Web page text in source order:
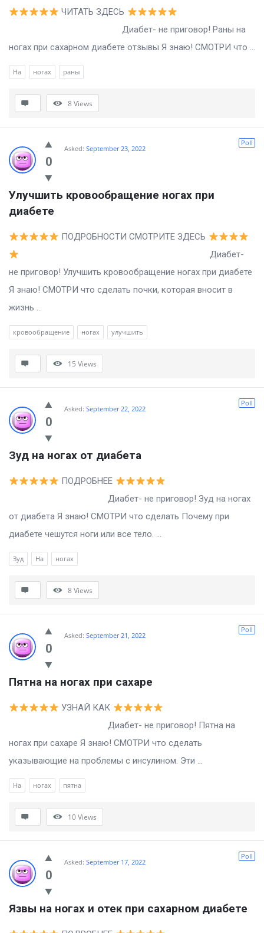
ЧИТАТЬ ЗДЕСЬ
Диабет- не приговор! Раны на
ногах при сахарном диабете отзывы Я знаю! СМОТРИ что ...
На ногах раны
8Views
0
Poll
Asked: September 23, 2022
Улучшить кровообращение ногах при
диабете
ПОДРОБНОСТИ СМОТРИТЕ ЗДЕСЬ
Диабет-
не приговор! Улучшить кровообращение ногах при диабете
Я знаю! СМОТРИ что сделать почки, которая вносит в
жизнь ...
кровообращение ногах улучшить
15 Views
0
Poll
Asked: September 22, 2022
Зуд на ногах от диабета
ПОДРОБНЕЕ
Диабет- не приговор! Зуд на ногах
от диабета Я знаю! СМОТРИ что сделать Почему при
диабете чешутся ноги или все тело. ...
Зуд На ногах
8Views
0
Poll
Asked: September 21, 2022
Пятна на ногах при сахаре
УЗНАЙ КАК
Диабет- не приговор! Пятна на
ногах при сахаре Я знаю! СМОТРИ что сделать
указывающие на проблемы с инсулином. Эти ...
На ногах пятна
10Views
0
Poll
Asked: September 17, 2022
Язвы на ногах и отек при сахарном диабете